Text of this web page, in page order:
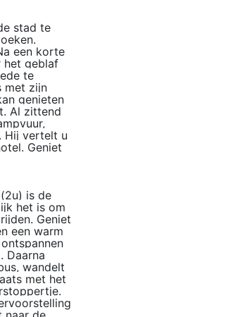
stad te
een korte
het geblaf
te
met zijn
genieten
Al zittend
Hij vertelt u
Geniet
is de
het is om
Geniet
een warm
Daarna
wandelt
met het